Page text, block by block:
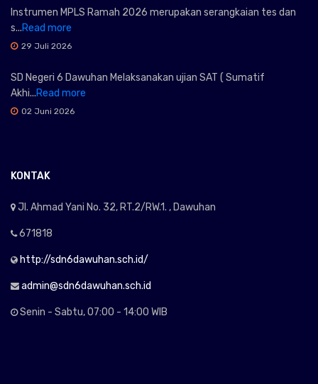
Instrumen MPLS Ramah 2026 merupakan serangkaian tes dan
s...Read more
29 Juli 2026
SD Negeri 6 Dawuhan Melaksanakan ujian SAT ( Sumatif
Akhi...Read more
02 Juni 2026
KONTAK
Jl. Ahmad Yani No. 32, RT.2/RW.1. , Dawuhan
671818
http://sdn6dawuhan.sch.id/
admin@sdn6dawuhan.sch.id
Senin - Sabtu, 07:00 - 14:00 WIB